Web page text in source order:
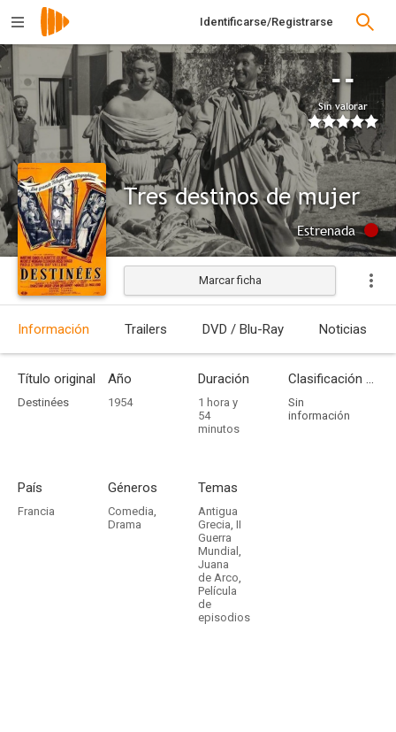
Identificarse/Registrarse
--
Sin valorar
Tres destinos de mujer
Estrenada
Marcar ficha
Información Trailers DVD / Blu-Ray Noticias
Título original
Destinées
Año
1954
Duración
1 hora y
54
minutos
Clasificación por edades
Sin
información
País
Francia
Géneros
Comedia,
Drama
Temas
Antigua
Grecia, II
Guerra
Mundial ,
Juana
de Arco,
Película
de
episodios